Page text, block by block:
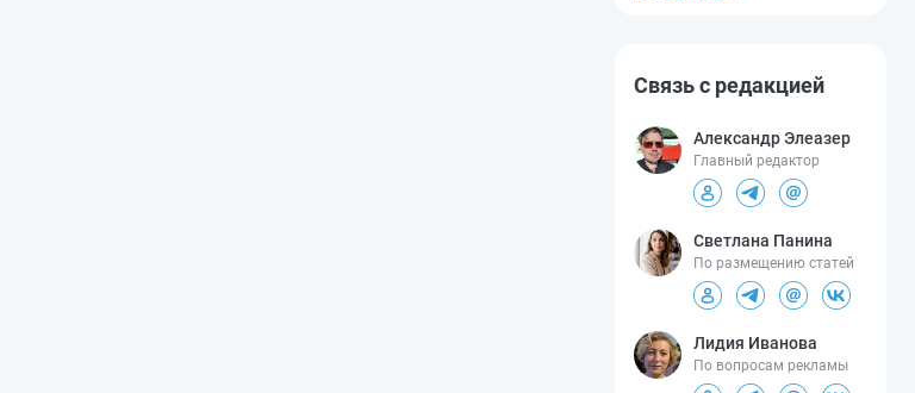
Связь с редакцией
Александр Элеазер
Главный редактор
Светлана Панина
По размещению статей
Лидия Иванова
По вопросам рекламы